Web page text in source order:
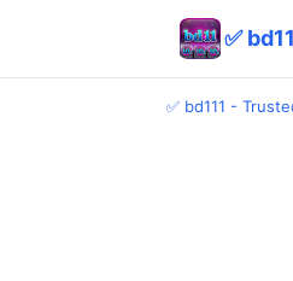
✅
✅ bd111 -